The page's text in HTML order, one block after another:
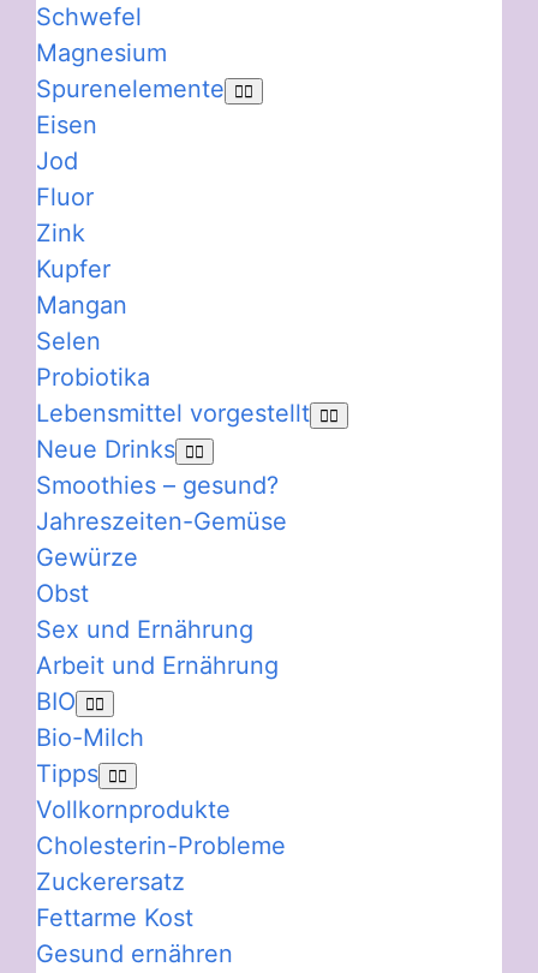
Schwefel
Magnesium
Spurenelemente
Eisen
Jod
Fluor
Zink
Kupfer
Mangan
Selen
Probiotika
Lebensmittel vorgestellt
Neue Drinks
Smoothies – gesund?
Jahreszeiten-Gemüse
Gewürze
Obst
Sex und Ernährung
Arbeit und Ernährung
BIO
Bio-Milch
Tipps
Vollkornprodukte
Cholesterin-Probleme
Zuckerersatz
Fettarme Kost
Gesund ernähren